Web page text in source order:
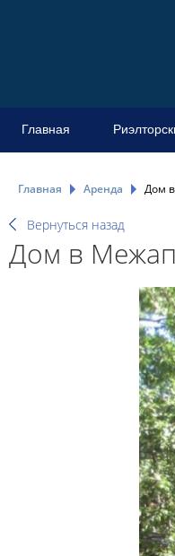
Главная
Главная Аренда Дом
Вернуться назад
Дом в